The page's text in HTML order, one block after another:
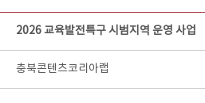
2026 교육발전특구 시범지역 운영 사업
충북콘텐츠코리아랩